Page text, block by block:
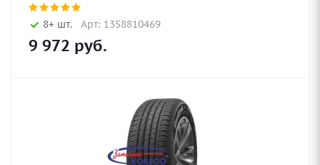
8+ шт. Арт: 1358810469
9 972 руб.